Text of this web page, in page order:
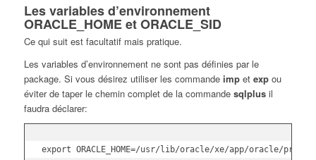
Les variables d’environnement
ORACLE_HOME et ORACLE_SID
Ce qui suit est facultatif mais pratique.
Les variables d’environnement ne sont pas définies par le
package. Si vous désirez utiliser les commande impet expou
éviter de taper le chemin complet de la commande sqlplusil
faudra déclarer:
export ORACLE_HOME=/usr/lib/oracle/xe/app/oracle/